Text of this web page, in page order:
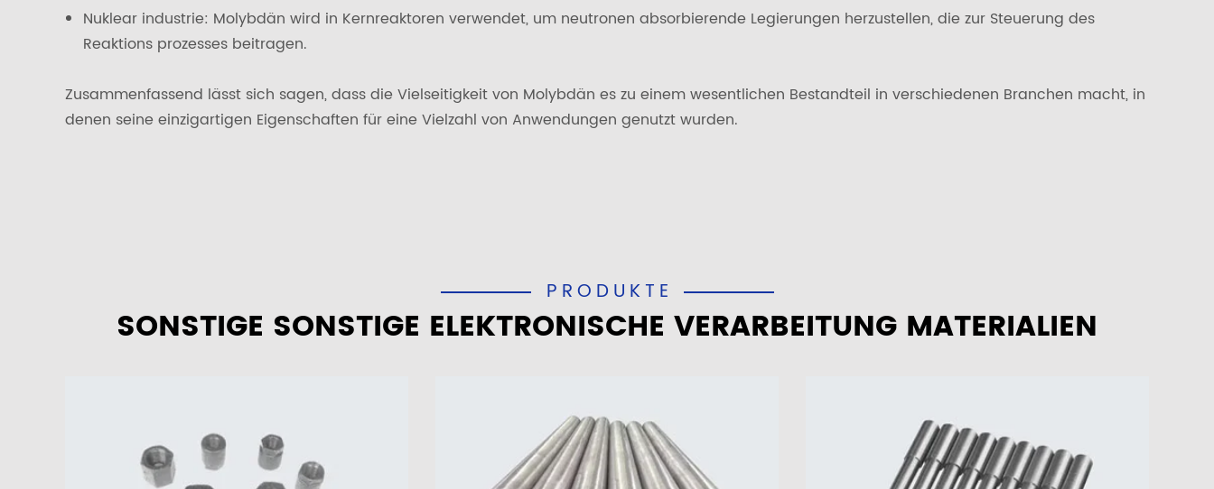
Nuklear industrie: Molybdän wird in Kernreaktoren verwendet, um neutronen absorbierende Legierungen herzustellen, die zur Steuerung des
Reaktions prozesses beitragen.
Zusammenfassend lässt sich sagen, dass die Vielseitigkeit von Molybdän es zu einem wesentlichen Bestandteil in verschiedenen Branchen macht, in
denen seine einzigartigen Eigenschaften für eine Vielzahl von Anwendungen genutzt wurden.
PRODUKTE
SONSTIGE SONSTIGE ELEKTRONISCHE VERARBEITUNG MATERIALIEN